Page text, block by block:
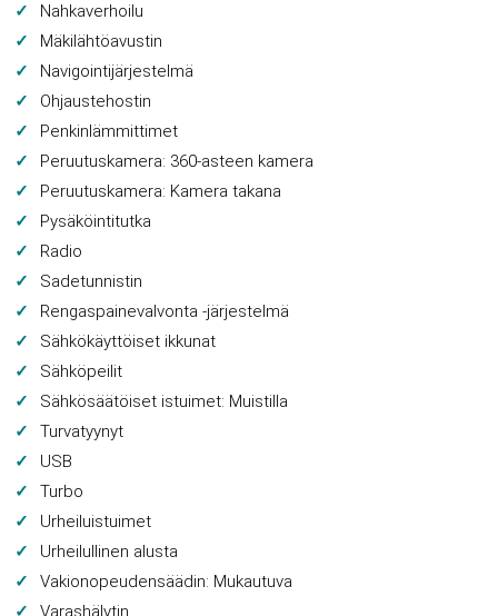
Nahkaverhoilu
Mäkilähtöavustin
Navigointijärjestelmä
Ohjaustehostin
Penkinlämmittimet
Peruutuskamera: 360-asteen kamera
Peruutuskamera: Kamera takana
Pysäköintitutka
Radio
Sadetunnistin
Rengaspainevalvonta -järjestelmä
Sähkökäyttöiset ikkunat
Sähköpeilit
Sähkösäätöiset istuimet: Muistilla
Turvatyynyt
USB
Turbo
Urheiluistuimet
Urheilullinen alusta
Vakionopeudensäädin: Mukautuva
Varashälytin